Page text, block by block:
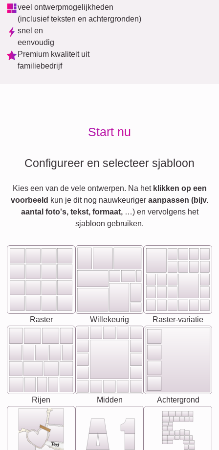
veel ontwerpmogelijkheden
(inclusief teksten en achtergronden)
snel en
eenvoudig
Premium kwaliteit uit
familiebedrijf
Start nu
Configureer en selecteer sjabloon
Kies een van de vele ontwerpen. Na het klikken op een
voorbeeld kun je dit nog nauwkeuriger aanpassen (bijv.
aantal foto's, tekst, formaat,…) en vervolgens het
sjabloon gebruiken.
Raster Willekeurig Raster-variatie
Rijen Midden Achtergrond
Text